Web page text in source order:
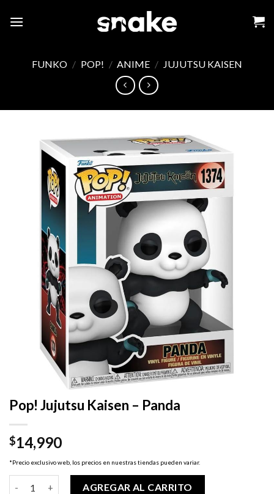
FUNKO / POP! / ANIME / JUJUTSU KAISEN
Pop! Jujutsu Kaisen – Panda
$14,990
*Precio exclusivo web, los precios en nuestras tiendas pueden variar.
AGREGAR AL CARRITO